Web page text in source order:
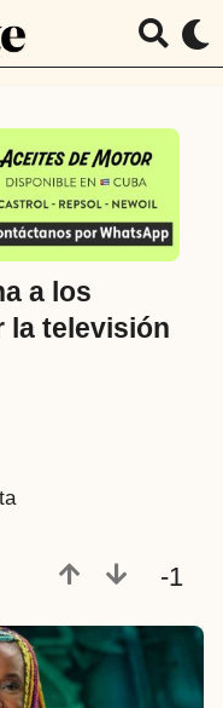
a los
la televisión
-1